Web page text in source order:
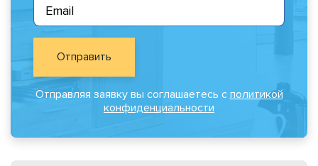
Отправить
Отправляя заявку вы соглашаетесь с политикой
конфиденциальности